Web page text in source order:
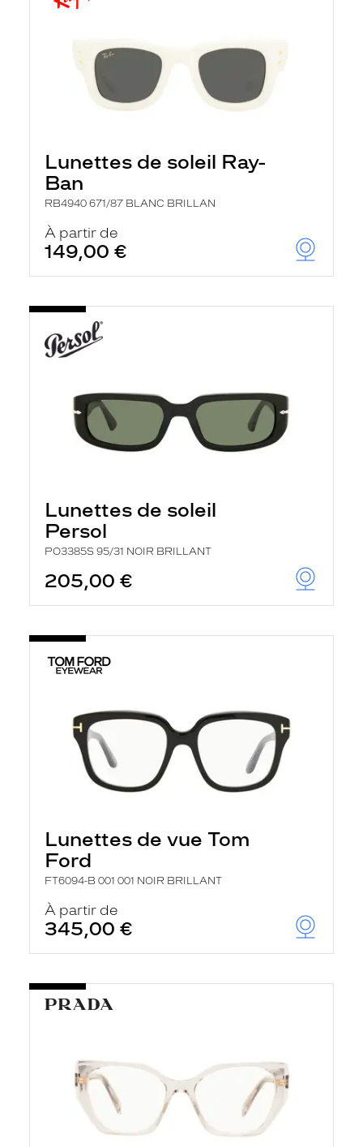
Lunettes de soleil Ray-
Ban
RB4940 671/87 BLANC BRILLAN
À partir de
149,00 €
Lunettes de soleil
Persol
PO3385S 95/31 NOIR BRILLANT
205,00 €
Lunettes de vue Tom
Ford
FT6094-B 001 001 NOIR BRILLANT
À partir de
345,00 €